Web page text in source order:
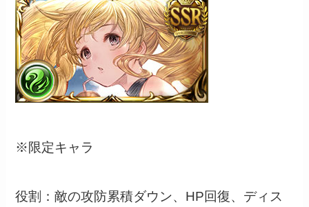
※限定キャラ
役割：敵の攻防累積ダウン、HP回復、ディス